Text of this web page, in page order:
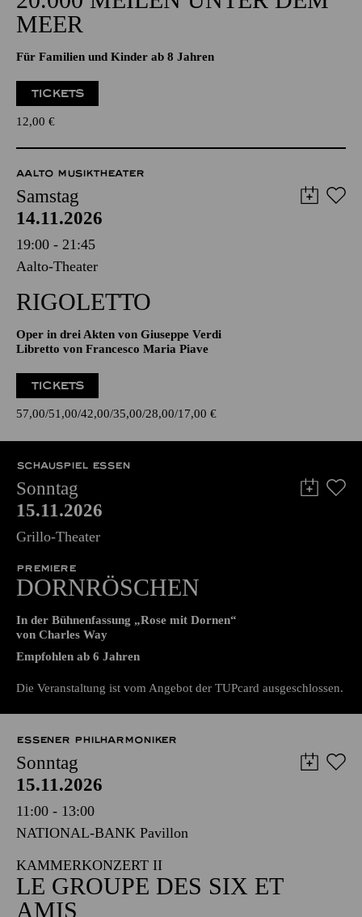
PHILHARMONIE ENTDECKEN ·
FAMILIENKONZERT
20.000 MEILEN UNTER DEM
Für Familien und Kinder ab 8 Jahren
12,00€
AALTO MUSIKTHEATER
Samstag
14.11.2026
19:00 - 21:45
RIGO­LETTO
Oper in drei Akten von Giuseppe Verdi
Libretto von Francesco Maria Piave
57,00 51,00 42,00 35,00
SCHAUSPIEL ESSEN
Sonntag
15.11.2026
Grillo-Theater
PREMIERE
DORNRÖSCHEN
von Charles Way
Die Veranstaltung ist vom Angebot der TUPcard ausgeschlossen.
ESSENER PHILHARMONIKER
Sonntag
15.11.2026
11:00 - 13:00
NATIONAL-BANK Pavillon